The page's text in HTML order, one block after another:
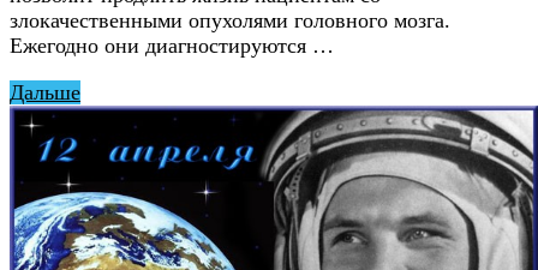
злокачественными опухолями головного мозга.
Ежегодно они диагностируются …
Дальше